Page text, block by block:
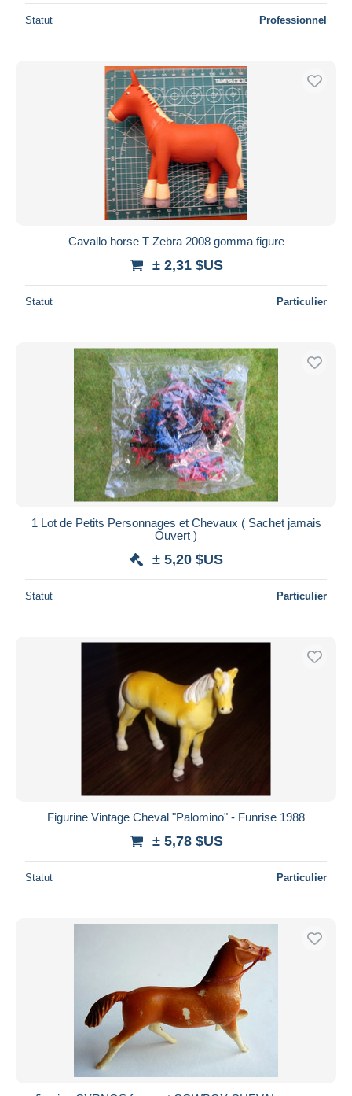
Statut Professionnel
Cavallo horse T Zebra 2008 gomma figure
± 2,31 $US
Statut Particulier
1 Lot de Petits Personnages et Chevaux ( Sachet jamais
Ouvert )
± 5,20 $US
Statut Particulier
Figurine Vintage Cheval "Palomino" - Funrise 1988
± 5,78 $US
Statut Particulier